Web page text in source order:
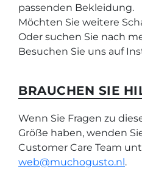
passenden Bekleidung.
Möchten Sie weitere
Oder suchen Sie nach
Besuchen Sie uns auf
BRAUCHEN SIE
Wenn Sie Fragen zu
Größe haben, wenden
Customer Care Team
web@muchogusto.nl .